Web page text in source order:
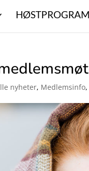
nyheter, Medlemsinfo,